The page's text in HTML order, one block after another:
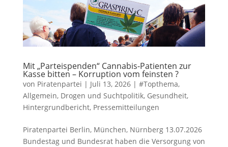
Mit „Parteispenden“ Cannabis-Patienten zur
Kasse bitten – Korruption vom feinsten ?
von Piratenpartei | Juli 13, 2026| #Topthema,
Allgemein, Drogen und Suchtpolitik, Gesundheit,
Hintergrundbericht, Pressemitteilungen
Piratenpartei Berlin, München, Nürnberg 13.07.2026
Bundestag und Bundesrat haben die Versorgung von